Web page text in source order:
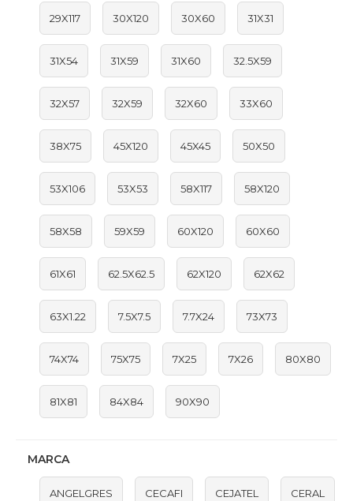
29X117 30X120 30X60 31X31
31X54 31X59 31X60 32.5X59
32X57 32X59 32X60 33X60
38X75 45X120 45X45 50X50
53X106 53X53 58X117 58X120
58X58 59X59 60X120 60X60
61X61 62.5X62.5 62X120 62X62
63X1.22 7.5X7.5 7.7X24 73X73
74X74 75X75 7X25 7X26 80X80
81X81 84X84 90X90
MARCA
ANGELGRES CECAFI CEJATEL CERAL